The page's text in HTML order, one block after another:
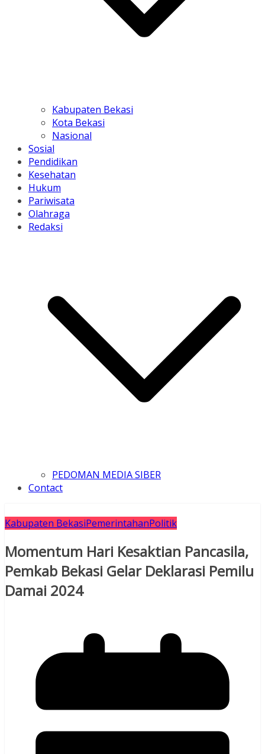
Kabupaten Bekasi
Kota Bekasi
Nasional
Sosial
Pendidikan
Kesehatan
Hukum
Pariwisata
Olahraga
Redaksi
PEDOMAN MEDIA SIBER
Contact
Kabupaten BekasiPemerintahanPolitik
Momentum Hari Kesaktian Pancasila,
Pemkab Bekasi Gelar Deklarasi Pemilu
Damai 2024